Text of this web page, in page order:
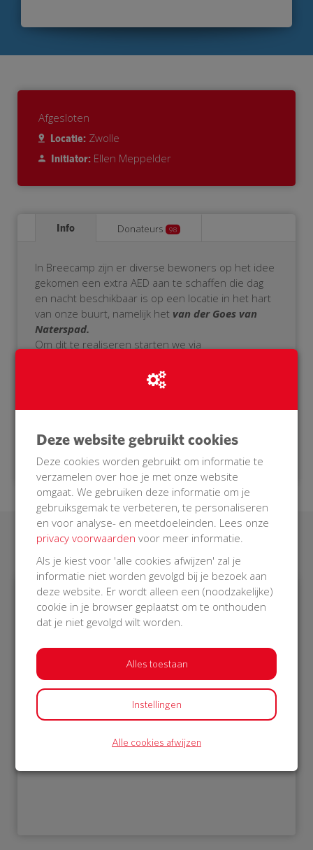
Afgesloten
Locatie: Zwolle
Initiator: Ellen Meppelder
Info Donateurs 98
In Breecamp zijn er diverse bewoners op het idee
gekomen een extra AED aan te schaffen die dag
en nacht beschikbaar is op een locatie in het hart
van onze buurt, namelijk het van der Goes van
Naterspad.
Om dit te realiseren starten we via
benodigde bedrag van ca 1600 euro bij elkaar te
krijgen. Daarnaast is het mogelijk om tussen de
Laatste donaties
€ 7 € 10
Bekijk alle donateurs
Deze website gebruikt cookies
Deze cookies worden gebruikt om informatie te
verzamelen over hoe je met onze website
omgaat. We gebruiken deze informatie om je
gebruiksgemak te verbeteren, te personaliseren
en voor analyse- en meetdoeleinden. Lees onze
privacy voorwaarden voor meer informatie.
Als je kiest voor 'alle cookies afwijzen' zal je
informatie niet worden gevolgd bij je bezoek aan
deze website. Er wordt alleen een (noodzakelijke)
cookie in je browser geplaatst om te onthouden
dat je niet gevolgd wilt worden.
Alles toestaan
Instellingen
Alle cookies afwijzen